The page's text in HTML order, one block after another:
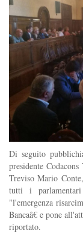
Di seguito
presidente
Treviso Mario
tutti i
"l'emergenza
Bancaâ€ e pone
riportato.